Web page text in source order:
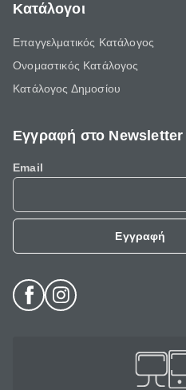
Κατάλογοι
Επαγγελματικός Κατάλογος
Ονομαστικός Κατάλογος
Κατάλογος Δημοσίου
Εγγραφή στο Newsletter
Email
Εγγραφή